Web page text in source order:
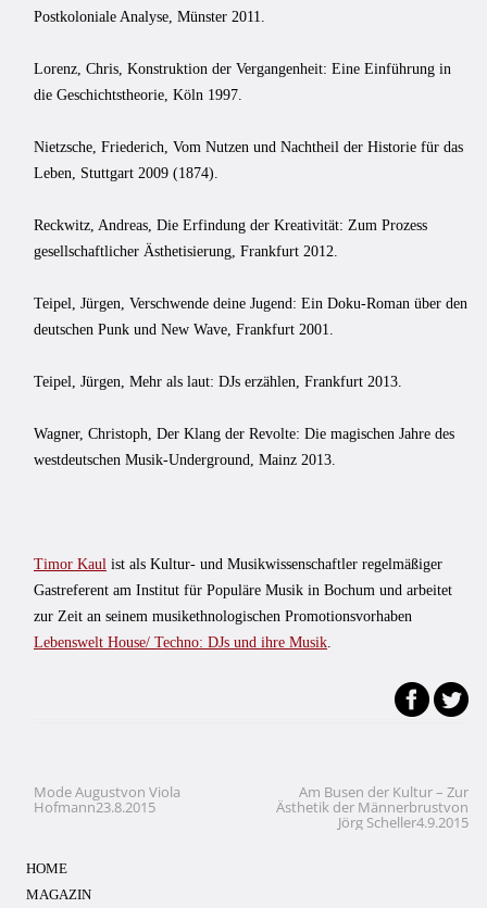
Postkoloniale Analyse, Münster 2011.
Lorenz, Chris, Konstruktion der Vergangenheit: Eine Einführung in
die Geschichtstheorie, Köln 1997.
Nietzsche, Friederich, Vom Nutzen und Nachtheil der Historie für das
Leben, Stuttgart 2009 (1874).
Reckwitz, Andreas, Die Erfindung der Kreativität: Zum Prozess
gesellschaftlicher Ästhetisierung, Frankfurt 2012.
Teipel, Jürgen, Verschwende deine Jugend: Ein Doku-Roman über den
deutschen Punk und New Wave, Frankfurt 2001.
Teipel, Jürgen, Mehr als laut: DJs erzählen, Frankfurt 2013.
Wagner, Christoph, Der Klang der Revolte: Die magischen Jahre des
westdeutschen Musik-Underground, Mainz 2013.
Timor Kaul ist als Kultur- und Musikwissenschaftler regelmäßiger
Gastreferent am Institut für Populäre Musik in Bochum und arbeitet
zur Zeit an seinem musikethnologischen Promotionsvorhaben
Lebenswelt House/ Techno: DJs und ihre Musik
Beitragsnavigation
Mode Augustvon Viola
Hofmann23.8.2015
Am Busen der Kultur – Zur
Ästhetik der Männerbrustvon
Jörg Scheller4.9.2015
HOME
MAGAZIN